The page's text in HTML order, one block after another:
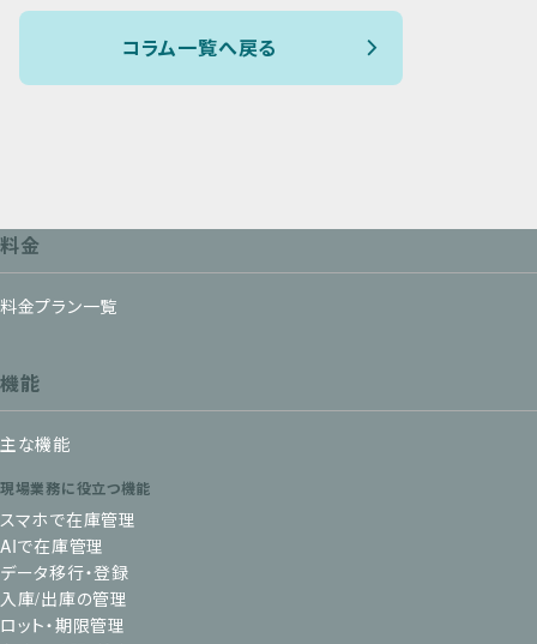
コラム一覧へ戻る
料金
料金プラン一覧
機能
主な機能
現場業務に役立つ機能
スマホで在庫管理
AIで在庫管理
データ移行・登録
入庫/出庫の管理
ロット・期限管理